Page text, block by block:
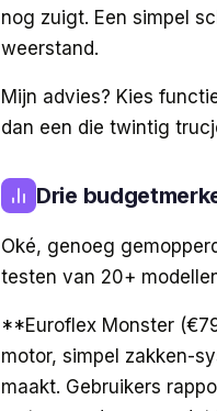
nog zuigt. Een simpel
weerstand.
Mijn advies? Kies
dan een die twintig
Drie
Oké, genoeg
testen van 20+
**Euroflex Monster
motor, simpel zakken-
maakt. Gebruikers